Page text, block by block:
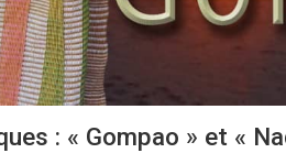
: « Gompao » et «